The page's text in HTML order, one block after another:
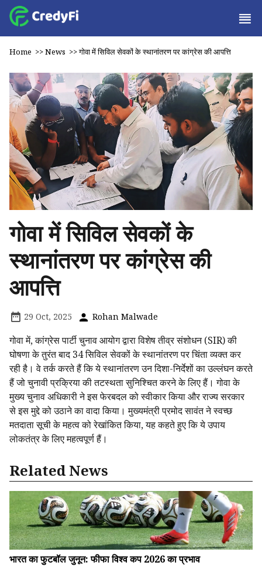
Home >>News >>गोवा में सिविल सेवकों के स्थानांतरण पर कांग्रेस की आपत्ति
गोवा में सिविल सेवकों के
स्थानांतरण पर कांग्रेस की
आपत्ति
29 Oct, 2025 Rohan Malwade
गोवा में, कांग्रेस पार्टी चुनाव आयोग द्वारा विशेष तीव्र संशोधन (SIR) की
घोषणा के तुरंत बाद 34 सिविल सेवकों के स्थानांतरण पर चिंता व्यक्त कर
रही है। वे तर्क करते हैं कि ये स्थानांतरण उन दिशा-निर्देशों का उल्लंघन करते
हैं जो चुनावी प्रक्रिया की तटस्थता सुनिश्चित करने के लिए हैं। गोवा के
मुख्य चुनाव अधिकारी ने इस फेरबदल को स्वीकार किया और राज्य सरकार
से इस मुद्दे को उठाने का वादा किया। मुख्यमंत्री प्रमोद सावंत ने स्वच्छ
मतदाता सूची के महत्व को रेखांकित किया, यह कहते हुए कि ये उपाय
लोकतंत्र के लिए महत्वपूर्ण हैं।
Related News
भारत का फुटबॉल जुनून: फीफा विश्व कप 2026 का प्रभाव